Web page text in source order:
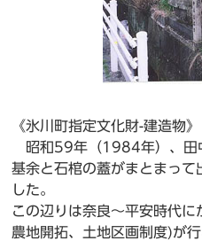
《氷川町指定文化財-建造物》
昭和59年（1984年）、田
基余と石棺の蓋がまとまっ
した。
この辺りは奈良～平安時代
農地開拓、土地区画制度)が